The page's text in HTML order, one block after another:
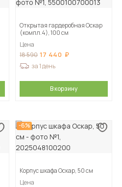
Открытая гардеробная Оскар
(компл.4), 100 см
Цена
18 590 17 440
за 1 день
В корзину
-6%
Корпус шкафа Оскар, 50 см
Цена